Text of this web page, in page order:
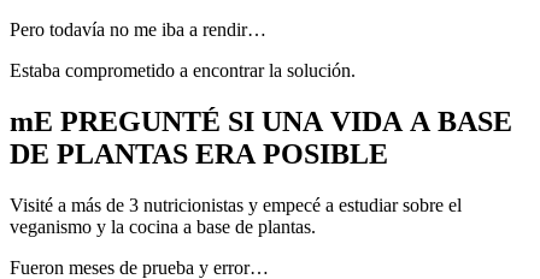
Pero todavía no me iba a rendir…
Estaba comprometido a encontrar la solución.
mE PREGUNTÉ SI UNA VIDA A BASE
DE PLANTAS ERA POSIBLE
Visité a más de 3 nutricionistas y empecé a estudiar sobre el
veganismo y la cocina a base de plantas.
Fueron meses de prueba y error…